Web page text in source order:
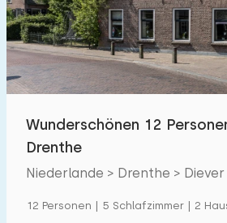
Schwimmbad
Eingezäunter Garten
Haustierfrei
Ladestation Auto
Wunderschönen 12
Drenthe
Niederlande > Drenthe > Diever
12 Personen | 5 Schlafzimmer | 2